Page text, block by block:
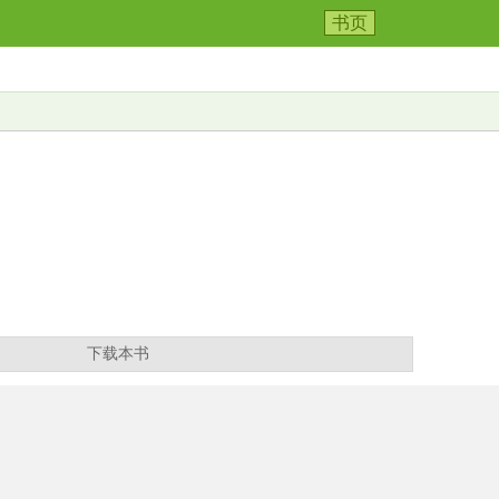
书页
下载本书